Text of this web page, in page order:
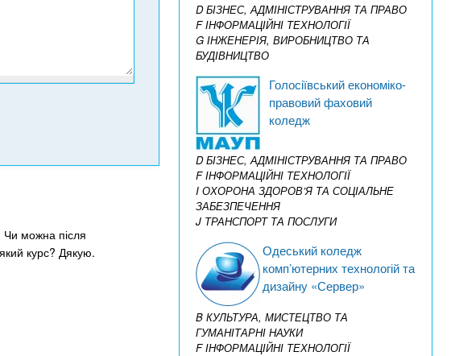
Чи можна після
курс? Дякую.
D БІЗНЕС, АДМІНІСТРУВАННЯ ТА ПРАВО
F ІНФОРМАЦІЙНІ ТЕХНОЛОГІЇ
G ІНЖЕНЕРІЯ, ВИРОБНИЦТВО ТА
БУДІВНИЦТВО
Голосіївський економіко-
правовий фаховий
коледж
D БІЗНЕС, АДМІНІСТРУВАННЯ ТА ПРАВО
F ІНФОРМАЦІЙНІ ТЕХНОЛОГІЇ
I ОХОРОНА ЗДОРОВ’Я ТА СОЦІАЛЬНЕ
ЗАБЕЗПЕЧЕННЯ
J ТРАНСПОРТ ТА ПОСЛУГИ
Одеський коледж
комп’ютерних технологій та
дизайну «Сервер»
B КУЛЬТУРА, МИСТЕЦТВО ТА
ГУМАНІТАРНІ НАУКИ
F ІНФОРМАЦІЙНІ ТЕХНОЛОГІЇ